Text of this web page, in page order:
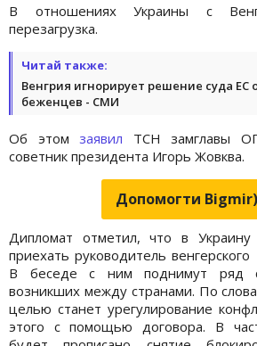
В отношениях Украины с
перезагрузка.
Читай также:
Венгрия игнорирует решение суда ЕС
беженцев - СМИ
Об этом заявил ТСН замглавы
советник президента Игорь Жовква.
Допомогти
Дипломат отметил, что в
приехать руководитель
В беседе с ним поднимут ряд
возникших между странами. По
целью станет урегулирование
этого с помощью договора. В